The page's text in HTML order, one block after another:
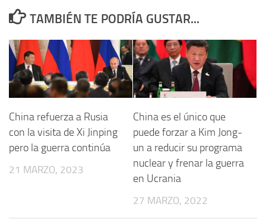
TAMBIÉN TE PODRÍA GUSTAR...
China refuerza a Rusia
con la visita de Xi Jinping
pero la guerra continúa
21 MARZO, 2023
China es el único que
puede forzar a Kim Jong-
un a reducir su programa
nuclear y frenar la guerra
en Ucrania
27 MARZO, 2022